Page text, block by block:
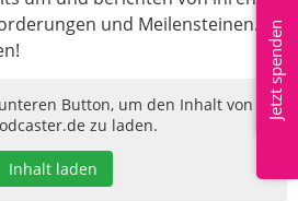
Mitglied werden
Jetzt spenden
und Meilensteinen.
Button, um den Inhalt von
zu laden.
Inhalt laden